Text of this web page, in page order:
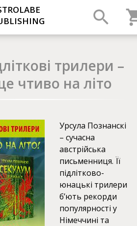
трилери –
чтиво на літо
Урсула Познанскі
– сучасна
австрійська
письменниця. Її
підлітково-
юнацькі трилери
б’ють рекорди
популярності у
Німеччині та